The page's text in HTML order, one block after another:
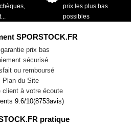
prix les plus bas
possibles
SPORSTOCK.FR
prix bas
sécurisé
ou remboursé
Plan du Site
client à votre écoute
9.6/10(8753avis)
pratique